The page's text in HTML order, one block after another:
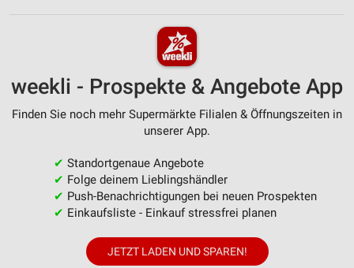
weekli - Prospekte & Angebote App
Finden Sie noch mehr Supermärkte Filialen & Öffnungszeiten in
unserer App.
✔ Standortgenaue Angebote
✔ Folge deinem Lieblingshändler
✔ Push-Benachrichtigungen bei neuen Prospekten
✔ Einkaufsliste - Einkauf stressfrei planen
JETZT LADEN UND SPAREN!